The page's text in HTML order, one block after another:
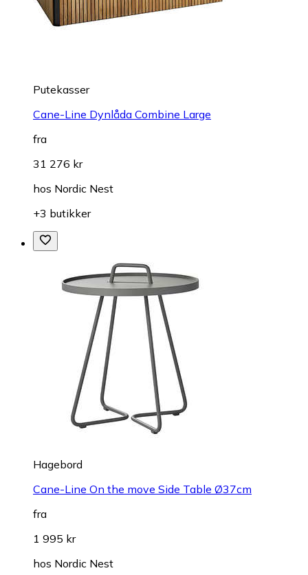
Putekasser
Cane-Line Dynlåda Combine Large
fra
31 276 kr
hos Nordic Nest
+3 butikker
Hagebord
Cane-Line On the move Side Table Ø37cm
fra
1 995 kr
hos Nordic Nest